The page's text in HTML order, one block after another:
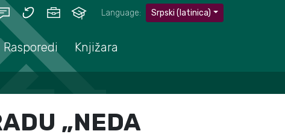
Language: Srpski (latinica)
Rasporedi Knjižara
„NEDA